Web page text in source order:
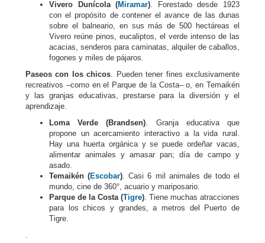
Vivero Dunícola (Miramar). Forestado desde 1923
con el propósito de contener el avance de las dunas
sobre el balneario, en sus más de 500 hectáreas el
Vivero reúne pinos, eucaliptos, el verde intenso de las
acacias, senderos para caminatas, alquiler de caballos,
fogones y miles de pájaros.
Paseos con los chicos. Pueden tener fines exclusivamente
recreativos –como en el Parque de la Costa– o, en Temaikén
y las granjas educativas, prestarse para la diversión y el
aprendizaje.
Loma Verde (Brandsen). Granja educativa que
propone un acercamiento interactivo a la vida rural.
Hay una huerta orgánica y se puede ordeñar vacas,
alimentar animales y amasar pan; día de campo y
asado.
Temaikén (Escobar). Casi 6 mil animales de todo el
mundo, cine de 360°, acuario y mariposario.
Parque de la Costa (Tigre). Tiene muchas atracciones
para los chicos y grandes, a metros del Puerto de
Tigre.
.